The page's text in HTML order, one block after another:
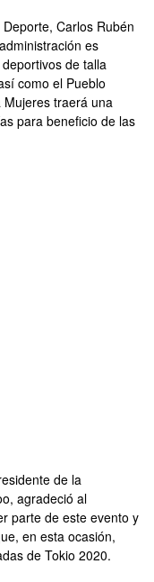
Carlos Rubén
es
de talla
como el Pueblo
traerá una
para beneficio de las
de la
agradeció al
parte de este evento y
en esta ocasión,
de Tokio 2020.